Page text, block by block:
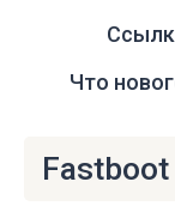
Что